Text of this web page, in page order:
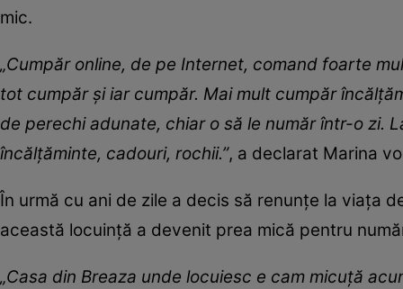
mic.
„Cumpăr online, de pe Internet, comand foarte
tot cumpăr și iar cumpăr. Mai mult cumpăr
de perechi adunate, chiar o să le număr într-o zi.
încălțăminte, cadouri, rochii.”, a declarat Marina
În urmă cu ani de zile a decis să renunțe la viața
această locuință a devenit prea mică pentru
„Casa din Breaza unde locuiesc e cam micuță